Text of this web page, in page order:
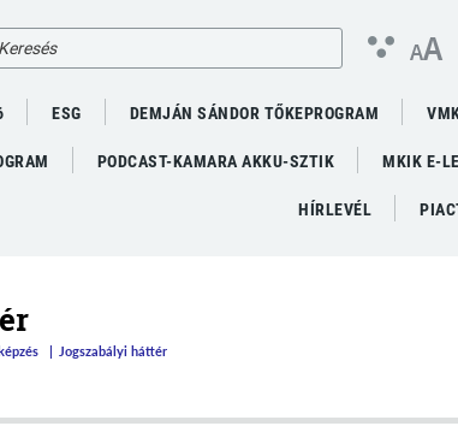
AA
ESG DEMJÁN SÁNDOR TŐKEPROGRAM
PODCAST-KAMARA AKKU-SZTIK MKIK E-
HÍRLEVÉL
Jogszabályi háttér